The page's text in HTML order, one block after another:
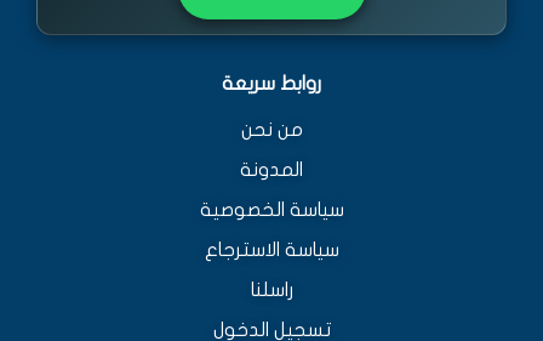
روابط سريعة
من نحن
المدونة
سياسة الخصوصية
سياسة الاسترجاع
راسلنا
تسجيل الدخول